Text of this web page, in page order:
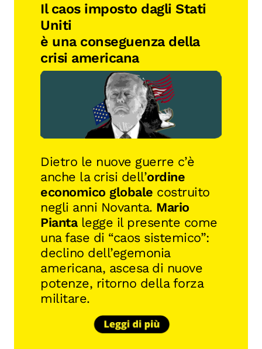
Il caos imposto dagli Stati
Uniti
è una conseguenza della
crisi americana
Dietro le nuove guerre c’è
anche la crisi dell’ordine
economico globale costruito
negli anni Novanta. Mario
Piantalegge il presente come
una fase di “caos sistemico”:
declino dell’egemonia
americana, ascesa di nuove
potenze, ritorno della forza
militare.